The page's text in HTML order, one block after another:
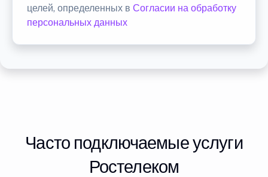
целей, определенных в Согласии на обработку
персональных данных
Часто подключаемые услуги
Ростелеком